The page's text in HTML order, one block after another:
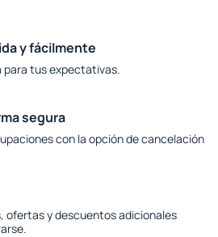
y fácilmente
para tus expectativas.
segura
con la opción de cancelación
ofertas y descuentos adicionales